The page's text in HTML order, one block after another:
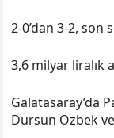
2-0’dan 3-2, son
3,6 milyar liralık
Galatasaray’da
Dursun Özbek